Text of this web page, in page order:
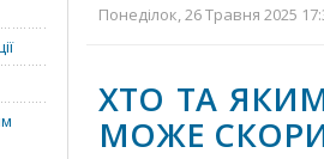
Понеділок, 26 Травня 2025
ХТО ТА
МОЖЕ